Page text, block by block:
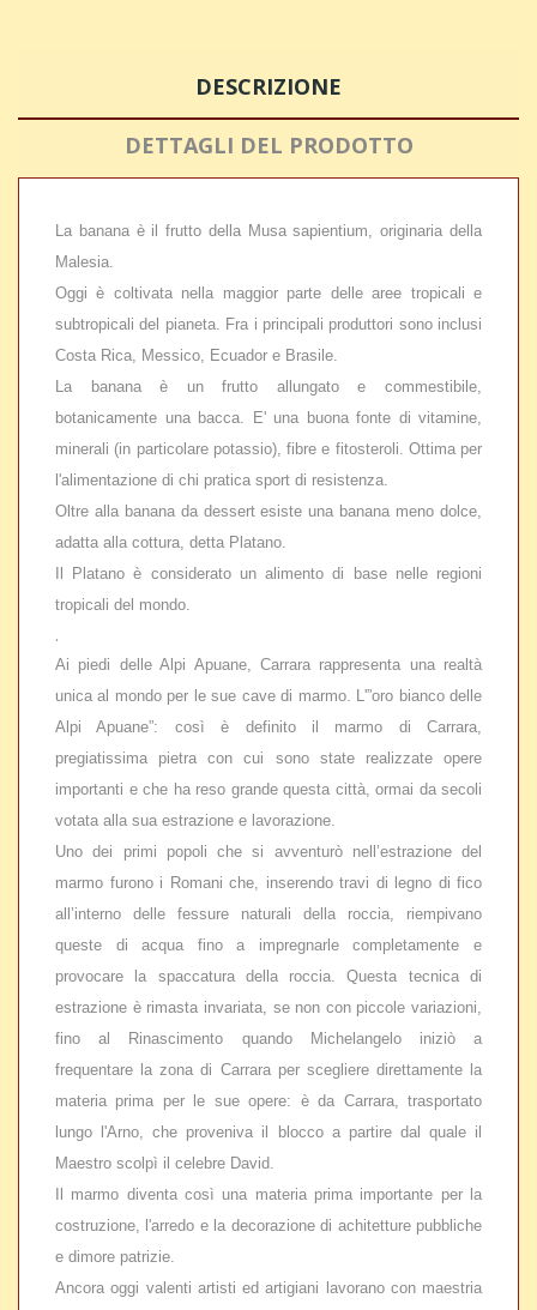
DESCRIZIONE
DETTAGLI DEL PRODOTTO
La banana è il frutto della Musa sapientium, originaria della
Malesia.
Oggi è coltivata nella maggior parte delle aree tropicali e
subtropicali del pianeta. Fra i principali produttori sono inclusi
Costa Rica, Messico, Ecuador e Brasile.
La banana è un frutto allungato e commestibile,
botanicamente una bacca. E' una buona fonte di vitamine,
minerali (in particolare potassio), fibre e fitosteroli. Ottima per
l'alimentazione di chi pratica sport di resistenza.
Oltre alla banana da dessert esiste una banana meno dolce,
adatta alla cottura, detta Platano.
Il Platano è considerato un alimento di base nelle regioni
tropicali del mondo.
.
Ai piedi delle Alpi Apuane, Carrara rappresenta una realtà
unica al mondo per le sue cave di marmo. L'”oro bianco delle
Alpi Apuane”: così è definito il marmo di Carrara,
pregiatissima pietra con cui sono state realizzate opere
importanti e che ha reso grande questa città, ormai da secoli
votata alla sua estrazione e lavorazione.
Uno dei primi popoli che si avventurò nell’estrazione del
marmo furono i Romani che, inserendo travi di legno di fico
all’interno delle fessure naturali della roccia, riempivano
queste di acqua fino a impregnarle completamente e
provocare la spaccatura della roccia. Questa tecnica di
estrazione è rimasta invariata, se non con piccole variazioni,
fino al Rinascimento quando Michelangelo iniziò a
frequentare la zona di Carrara per scegliere direttamente la
materia prima per le sue opere: è da Carrara, trasportato
lungo l'Arno, che proveniva il blocco a partire dal quale il
Maestro scolpì il celebre David.
Il marmo diventa così una materia prima importante per la
costruzione, l'arredo e la decorazione di achitetture pubbliche
e dimore patrizie.
Ancora oggi valenti artisti ed artigiani lavorano con maestria